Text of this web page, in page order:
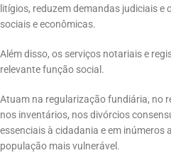
litígios, reduzem demandas judiciais e
sociais e econômicas.
Além disso, os serviços notariais e
relevante função social.
Atuam na regularização fundiária, no
nos inventários, nos divórcios
essenciais à cidadania e em
população mais vulnerável.